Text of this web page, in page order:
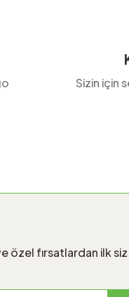
Sizin için
özel fırsatlardan ilk